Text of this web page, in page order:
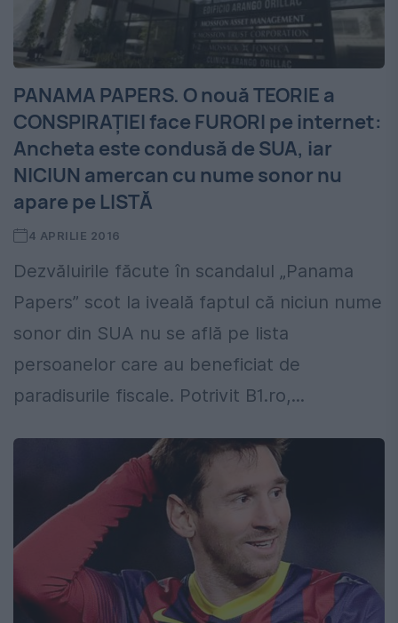
PANAMA PAPERS. O nouă TEORIE a
CONSPIRAŢIEI face FURORI pe internet:
Ancheta este condusă de SUA, iar
NICIUN amercan cu nume sonor nu
apare pe LISTĂ
4 APRILIE 2016
Dezvăluirile făcute în scandalul „Panama
Papers” scot la iveală faptul că niciun nume
sonor din SUA nu se află pe lista
persoanelor care au beneficiat de
paradisurile fiscale. Potrivit B1.ro,...